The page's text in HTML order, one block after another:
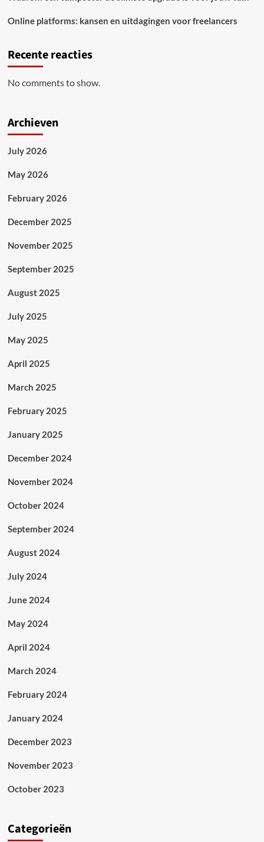
Online platforms: kansen en uitdagingen voor freelancers
Recente reacties
No comments to show.
Archieven
July 2026
May 2026
February 2026
December 2025
November 2025
September 2025
August 2025
July 2025
May 2025
April 2025
March 2025
February 2025
January 2025
December 2024
November 2024
October 2024
September 2024
August 2024
July 2024
June 2024
May 2024
April 2024
March 2024
February 2024
January 2024
December 2023
November 2023
October 2023
Categorieën